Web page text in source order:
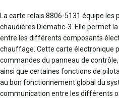
La carte relais 8806-5131 équipe les
chaudières Diematic-3. Elle permet
entre les différents composants
chauffage. Cette carte électronique
commandes du panneau de
ainsi que certaines fonctions de
au bon fonctionnement global du
communication entre les différents